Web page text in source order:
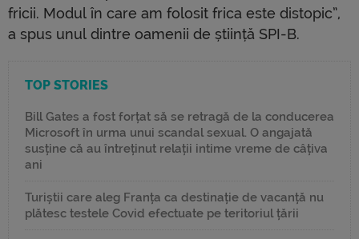
fricii. Modul în care am folosit frica este distopic”,
a spus unul dintre oamenii de știință SPI-B.
TOP STORIES
Bill Gates a fost forțat să se retragă de la conducerea
Microsoft în urma unui scandal sexual. O angajată
susține că au întreținut relații intime vreme de câțiva
ani
Turiștii care aleg Franța ca destinație de vacanță nu
plătesc testele Covid efectuate pe teritoriul țării